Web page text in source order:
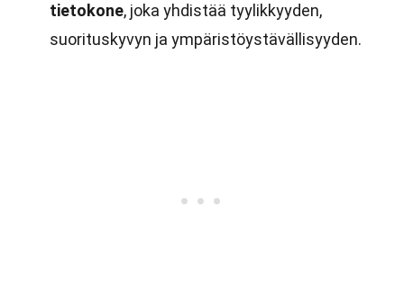
tietokone, joka yhdistää tyylikkyyden,
suorituskyvyn ja ympäristöystävällisyyden.